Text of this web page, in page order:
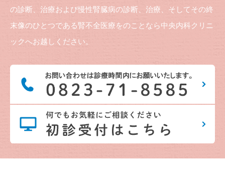
の診断、治療および慢性腎臓病の診断、治療、そしてその終
末像のひとつである腎不全医療をのことなら中央内科クリニ
ックへお越しください。